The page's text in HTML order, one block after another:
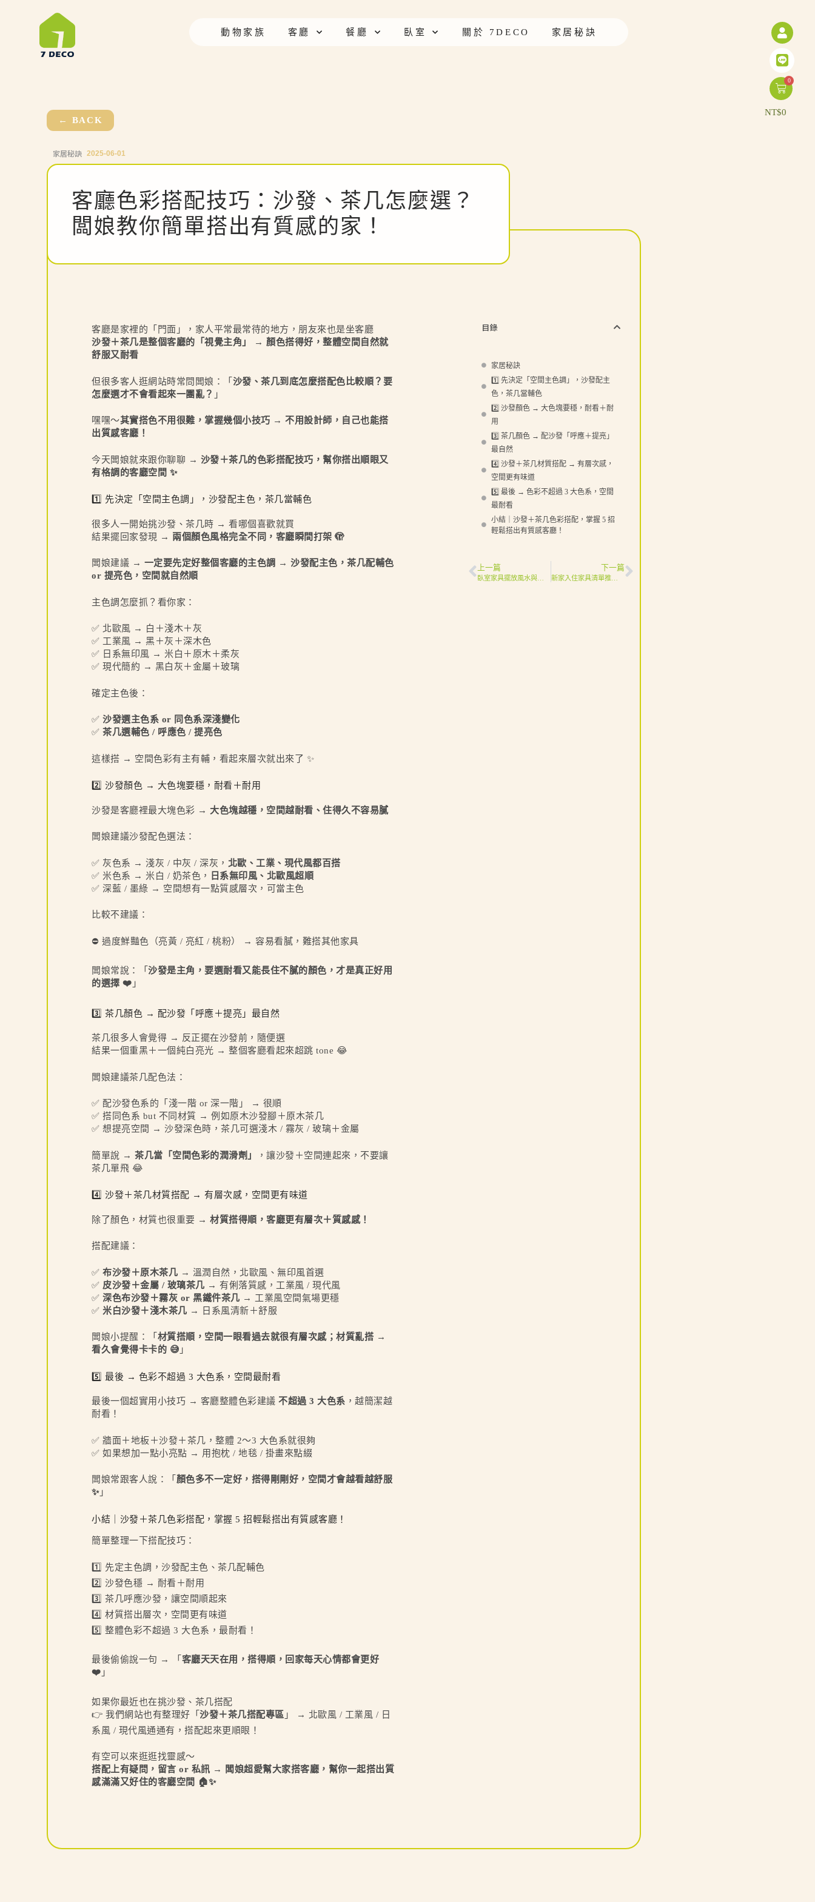
動物家族 客廳 餐廳 臥室 關於 7DECO 家居秘訣
0
NT$0
← BACK
家居秘訣 2025-06-01
客廳色彩搭配技巧：沙發、茶几怎麼選？
闆娘教你簡單搭出有質感的家！
客廳是家裡的「門面」，家人平常最常待的地方，朋友來也是坐客廳
沙發＋茶几是整個客廳的「視覺主角」 → 顏色搭得好，整體空間自然就
舒服又耐看
但很多客人逛網站時常問闆娘：「 沙發、茶几到底怎麼搭配色比較順？要
怎麼選才不會看起來一團亂？ 」
嘿嘿～其實搭色不用很難，掌握幾個小技巧 → 不用設計師，自己也能搭
出質感客廳！
今天闆娘就來跟你聊聊 → 沙發＋茶几的色彩搭配技巧，幫你搭出順眼又
有格調的客廳空間 ✨
1️⃣ 先決定「空間主色調」，沙發配主色，茶几當輔色
很多人一開始挑沙發、茶几時 → 看哪個喜歡就買
結果擺回家發現 → 兩個顏色風格完全不同，客廳瞬間打架 🫣
闆娘建議 → 一定要先定好整個客廳的主色調 → 沙發配主色，茶几配輔色
or 提亮色，空間就自然順
主色調怎麼抓？看你家：
✅ 北歐風 → 白＋淺木＋灰
✅ 工業風 → 黑＋灰＋深木色
✅ 日系無印風 → 米白＋原木＋柔灰
✅ 現代簡約 → 黑白灰＋金屬＋玻璃
確定主色後：
✅沙發選主色系 or 同色系深淺變化
✅茶几選輔色 / 呼應色 / 提亮色
這樣搭 → 空間色彩有主有輔，看起來層次就出來了 ✨
2️⃣ 沙發顏色 → 大色塊要穩，耐看＋耐用
沙發是客廳裡最大塊色彩 → 大色塊越穩，空間越耐看、住得久不容易膩
闆娘建議沙發配色選法：
✅ 灰色系 → 淺灰 / 中灰 / 深灰， 北歐、工業、現代風都百搭
✅ 米色系 → 米白 / 奶茶色，
日系無印風、北歐風超順
✅ 深藍 / 墨綠 → 空間想有一點質感層次，可當主色
比較不建議：
⛔ 過度鮮豔色（亮黃 / 亮紅 / 桃粉） → 容易看膩，難搭其他家具
闆娘常說：「沙發是主角，要選耐看又能長住不膩的顏色，才是真正好用
的選擇 ❤️ 」
3️⃣ 茶几顏色 → 配沙發「呼應＋提亮」最自然
茶几很多人會覺得 → 反正擺在沙發前，隨便選
結果一個重黑＋一個純白亮光 → 整個客廳看起來超跳 tone 😂
闆娘建議茶几配色法：
✅ 配沙發色系的「淺一階 or 深一階」 → 很順
✅ 搭同色系 but 不同材質 → 例如原木沙發腳＋原木茶几
✅ 想提亮空間 → 沙發深色時，茶几可選淺木 / 霧灰 / 玻璃＋金屬
簡單說 →茶几當「空間色彩的潤滑劑」
，讓沙發＋空間連起來，不要讓
茶几單飛 😂
4️⃣ 沙發＋茶几材質搭配 → 有層次感，空間更有味道
除了顏色，材質也很重要 →材質搭得順，客廳更有層次＋質感感！
搭配建議：
✅布沙發＋原木茶几 → 溫潤自然，北歐風、無印風首選
✅ 皮沙發＋金屬 / 玻璃茶几 → 有俐落質感，工業風 / 現代風
✅深色布沙發＋霧灰 or 黑鐵件茶几 → 工業風空間氣場更穩
✅米白沙發＋淺木茶几 → 日系風清新＋舒服
闆娘小提醒：「 材質搭順，空間一眼看過去就很有層次感；材質亂搭 →
看久會覺得卡卡的 😅 」
5️⃣ 最後 → 色彩不超過 3 大色系，空間最耐看
最後一個超實用小技巧 → 客廳整體色彩建議不超過 3 大色系 ，越簡潔越
耐看！
✅ 牆面＋地板＋沙發＋茶几，整體 2～3 大色系就很夠
✅ 如果想加一點小亮點 → 用抱枕 / 地毯 / 掛畫來點綴
闆娘常跟客人說：「 顏色多不一定好，搭得剛剛好，空間才會越看越舒服
✨」
小結｜沙發＋茶几色彩搭配，掌握 5 招輕鬆搭出有質感客廳！
簡單整理一下搭配技巧：
1️⃣ 先定主色調，沙發配主色、茶几配輔色
2️⃣ 沙發色穩 → 耐看＋耐用
3️⃣ 茶几呼應沙發，讓空間順起來
4️⃣ 材質搭出層次，空間更有味道
5️⃣ 整體色彩不超過 3 大色系，最耐看！
最後偷偷說一句 → 「 客廳天天在用，搭得順，回家每天心情都會更好
❤️ 」
如果你最近也在挑沙發、茶几搭配
👉 我們網站也有整理好「沙發＋茶几搭配專區 」 → 北歐風 / 工業風 / 日
系風 / 現代風通通有，搭配起來更順眼！
有空可以來逛逛找靈感～
搭配上有疑問，留言 or 私訊 → 闆娘超愛幫大家搭客廳，幫你一起搭出質
感滿滿又好住的客廳空間 🏠✨
目錄
家居秘訣
1️⃣ 先決定「空間主色調」，沙發配主
色，茶几當輔色
2️⃣ 沙發顏色 → 大色塊要穩，耐看＋耐
用
3️⃣ 茶几顏色 → 配沙發「呼應＋提亮」
最自然
4️⃣ 沙發＋茶几材質搭配 → 有層次感，
空間更有味道
5️⃣ 最後 → 色彩不超過 3 大色系，空間
最耐看
小結｜沙發＋茶几色彩搭配，掌握 5 招
輕鬆搭出有質感客廳！
上一篇 下一篇